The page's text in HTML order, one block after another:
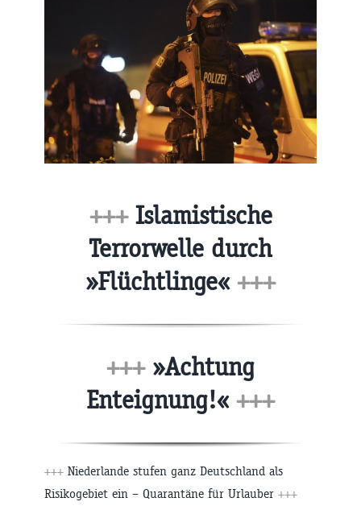
+++Islamistische
Terrorwelle durch
»Flüchtlinge« +++
+++»Achtung
Enteignung!« +++
+++ Niederlande stufen ganz Deutschland als
Risikogebiet ein – Quarantäne für Urlauber +++